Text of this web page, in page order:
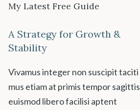
My Latest Free Guide
A Strategy for Growth &
Stability
Vivamus integer non suscipit taciti
mus etiam at primis tempor sagittis
euismod libero facilisi aptent